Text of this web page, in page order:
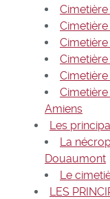
Cimetière
Amiens
Les
La
Douaumont
Le
LES